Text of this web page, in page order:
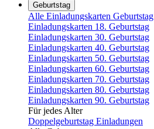
Geburtstag
Alle Einladungskarten Geburtstag
Einladungskarten 18. Geburtstag
Einladungskarten 30. Geburtstag
Einladungskarten 40. Geburtstag
Einladungskarten 50. Geburtstag
Einladungskarten 60. Geburtstag
Einladungskarten 70. Geburtstag
Einladungskarten 80. Geburtstag
Einladungskarten 90. Geburtstag
Für jedes Alter
Doppelgeburtstag Einladungen